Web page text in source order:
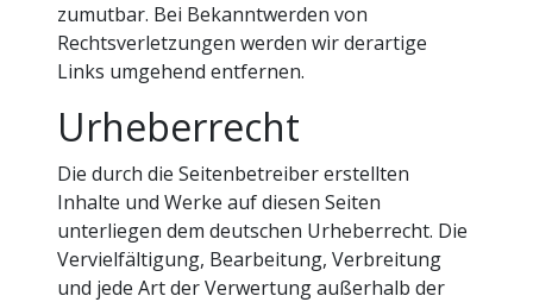
zumutbar. Bei Bekanntwerden von
Rechtsverletzungen werden wir derartige
Links umgehend entfernen.
Urheberrecht
Die durch die Seitenbetreiber erstellten
Inhalte und Werke auf diesen Seiten
unterliegen dem deutschen Urheberrecht. Die
Vervielfältigung, Bearbeitung, Verbreitung
und jede Art der Verwertung außerhalb der